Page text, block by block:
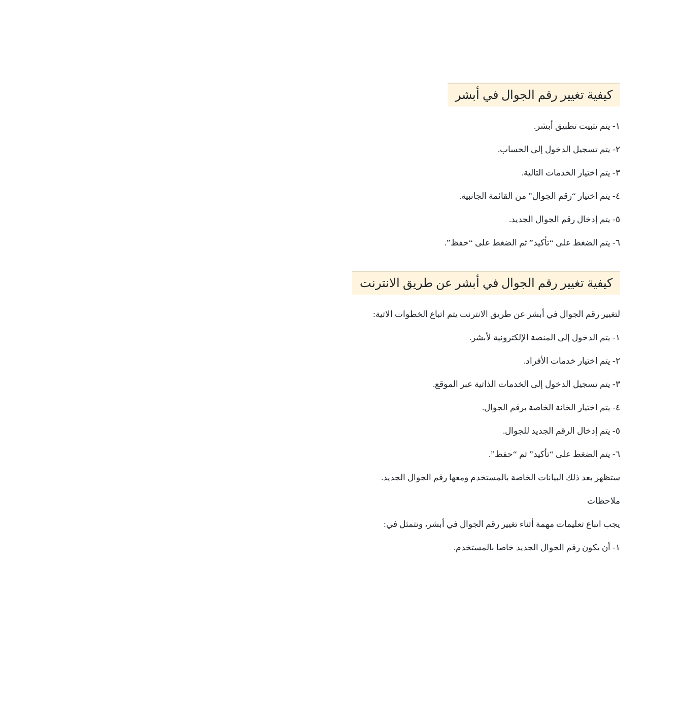
كيفية تغيير رقم الجوال في أبشر
١- يتم تثبيت تطبيق أبشر.
٢- يتم تسجيل الدخول إلى الحساب.
٣- يتم اختيار الخدمات التالية.
٤- يتم اختيار “رقم الجوال” من القائمة الجانبية.
٥- يتم إدخال رقم الجوال الجديد.
٦- يتم الضغط على “تأكيد” ثم الضغط على “حفظ”.
كيفية تغيير رقم الجوال في أبشر عن طريق الانترنت
لتغيير رقم الجوال في أبشر عن طريق الانترنت يتم اتباع الخطوات الاتية:
١- يتم الدخول إلى المنصة الإلكترونية لأبشر.
٢- يتم اختيار خدمات الأفراد.
٣- يتم تسجيل الدخول إلى الخدمات الذاتية عبر الموقع.
٤- يتم اختيار الخانة الخاصة برقم الجوال.
٥- يتم إدخال الرقم الجديد للجوال.
٦- يتم الضغط على “تأكيد” ثم “حفظ”.
ستظهر بعد ذلك البيانات الخاصة بالمستخدم ومعها رقم الجوال الجديد.
ملاحظات
يجب اتباع تعليمات مهمة أثناء تغيير رقم الجوال في أبشر، وتتمثل في:
١- أن يكون رقم الجوال الجديد خاصا بالمستخدم.